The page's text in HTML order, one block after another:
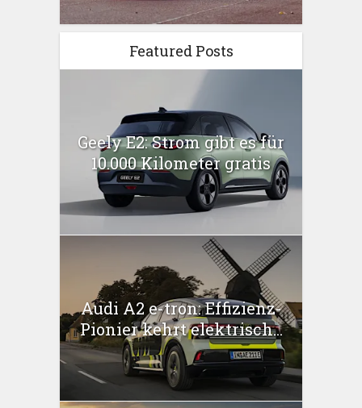
Featured Posts
Geely E2: Strom gibt es für
10.000 Kilometer gratis
Audi A2 e-tron: Effizienz-
Pionier kehrt elektrisch...